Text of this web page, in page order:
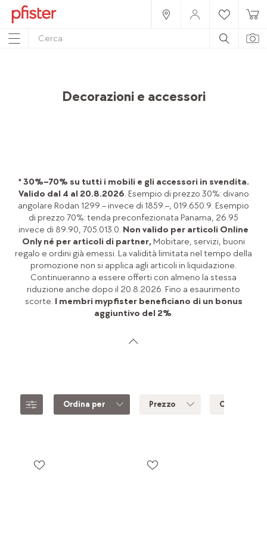
Decorazioni e accessori
* 30%–70% su tutti i mobili e gli accessori in svendita.
Valido dal 4 al 20.8.2026. Esempio di prezzo 30%: divano
angolare Rodan 1299.– invece di 1859.–, 019.650.9. Esempio
di prezzo 70%: tenda preconfezionata Panama, 26.95
invece di 89.90, 705.013.0. Non valido per articoli Online
Only né per articoli di partner, Mobitare, servizi, buoni
regalo e ordini già emessi. La validità limitata nel tempo della
promozione non si applica agli articoli in liquidazione.
Continueranno a essere offerti con almeno la stessa
riduzione anche dopo il 20.8.2026. Fino a esaurimento
scorte. I membri mypfister beneficiano di un bonus
aggiuntivo del 2%.
Ordina per Prezzo Colore